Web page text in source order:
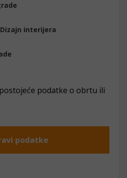
interijera
podatke o obrtu ili
podatke